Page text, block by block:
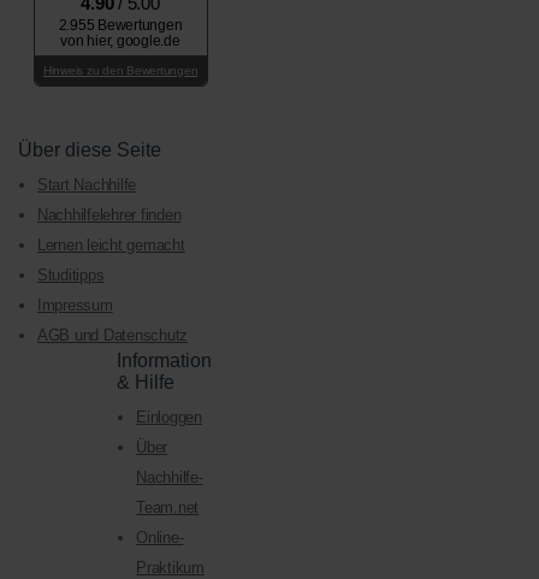
2.955 Bewertungen
von hier, google.de
Hinweis zu den Bewertungen
Über diese Seite
Start Nachhilfe
Nachhilfelehrer finden
Lernen leicht gemacht
Studitipps
Impressum
AGB und Datenschutz
Information
& Hilfe
Einloggen
Über
Nachhilfe-
Team.net
Online-
Praktikum